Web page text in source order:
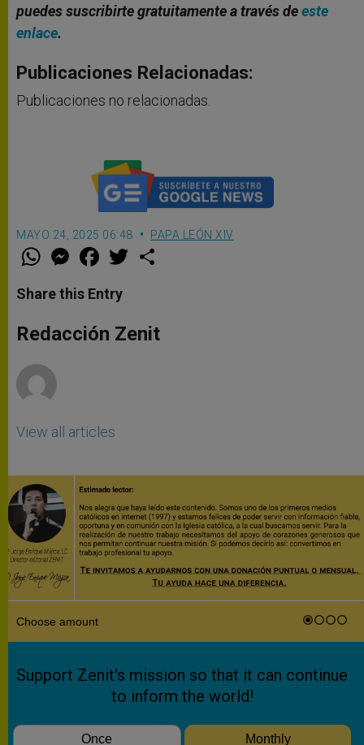
puedes suscribirte gratuitamente a través deeste
enlace.
Publicaciones Relacionadas:
Publicaciones no relacionadas.
MAYO 24, 2025 06:48 PAPA LEÓN XIV
W
t
s
p
p
M
e
s
e
g
e
F
a
e
b
o
k
w
r
Share this Entry
Redacción Zenit
View all articles